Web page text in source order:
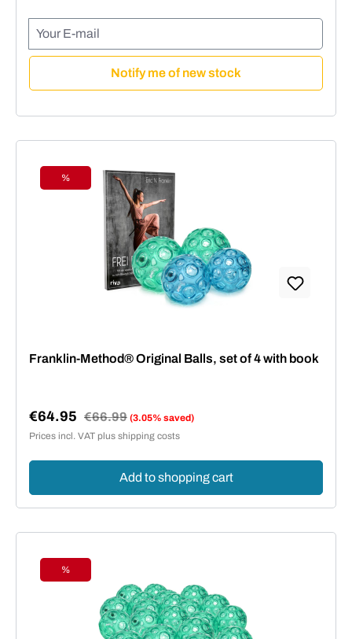
Your E-mail
Notify me of new stock
Discount
%
Franklin-Method® Original Balls, set of 4 with book
Sale price:
€64.95 Regular price:
€66.99 (3.05% saved)
Prices incl. VAT plus shipping costs
Add to shopping cart
Discount
%